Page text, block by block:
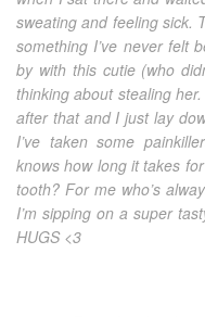
sweating and feeling sick.
something I’ve never felt
by with this cutie (who
thinking about stealing
after that and I just lay
I’ve taken some
knows how long it takes
tooth? For me who’s
I’m sipping on a super
HUGS <3